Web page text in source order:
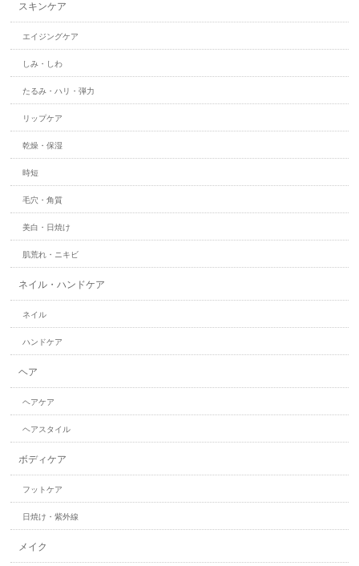
スキンケア
エイジングケア
しみ・しわ
たるみ・ハリ・弾力
リップケア
乾燥・保湿
時短
毛穴・角質
美白・日焼け
肌荒れ・ニキビ
ネイル・ハンドケア
ネイル
ハンドケア
ヘア
ヘアケア
ヘアスタイル
ボディケア
フットケア
日焼け・紫外線
メイク